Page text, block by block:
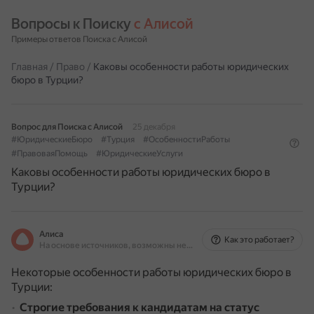
Вопросы к Поиску с Алисой
Примеры ответов Поиска с Алисой
Главная / Право / Каковы особенности работы юридических
бюро в Турции?
Вопрос для Поиска с Алисой
25 декабря
#ЮридическиеБюро
#Турция
#ОсобенностиРаботы
#ПравоваяПомощь
#ЮридическиеУслуги
Каковы особенности работы юридических бюро в
Турции?
Алиса
На основе источников, возможны неточности
Как это работает?
Некоторые особенности работы юридических бюро в
Турции:
Строгие требования к кандидатам на статус